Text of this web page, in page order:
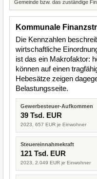
Gemeinde bzw. das zuständige
Kommunale
Die Kennzahlen
wirtschaftliche
ist das ein Makrofaktor:
können auf einen
Hebesätze zeigen
Belastungsseite.
Gewerbesteuer-Aufkommen
39 Tsd. EUR
2023, 657 EUR je Einwohner
Steuereinnahmekraft
121 Tsd. EUR
2023, 2.049 EUR je Einwohner